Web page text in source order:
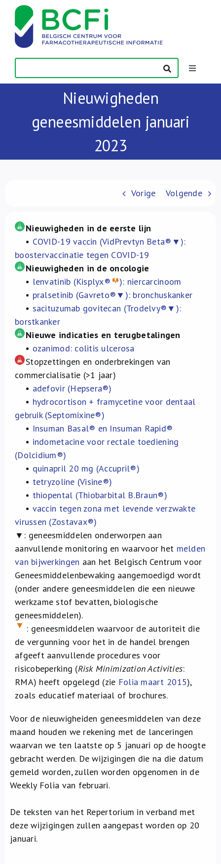
content
Toggle
Publicaties
Vorming
Over ons
FR
Nieuwigheden
geneesmiddelen januari
2023
Vorige Volgende
Nieuwigheden in de eerste lijn
• COVID-19 vaccin (VidPrevtyn Beta®▼):
boostervaccinatie tegen COVID-19
Nieuwigheden in de oncologie
• lenvatinib (Kisplyx®
): niercarcinoom
• pralsetinib (Gavreto®▼): bronchuskanker
• sacituzumab govitecan (Trodelvy®▼):
borstkanker
Nieuwe indicaties en terugbetalingen
• ozanimod: colitis ulcerosa
Stopzettingen en onderbrekingen van
commercialisatie (>1 jaar)
• adefovir (Hepsera®)
• hydrocortison + framycetine voor dentaal
gebruik (Septomixine®)
• Insuman Basal® en Insuman Rapid®
• indometacine voor rectale toediening
(Dolcidium®)
• quinapril 20 mg (Accupril®)
• tetryzoline (Visine®)
• thiopental (Thiobarbital B.Braun®)
• vaccin tegen zona met levende verzwakte
virussen (Zostavax®)
▼: geneesmiddelen onderworpen aan
aanvullende monitoring en waarvoor het melden
van bijwerkingen aan het Belgisch Centrum voor
Geneesmiddelenbewaking aangemoedigd wordt
(onder andere geneesmiddelen die een nieuwe
werkzame stof bevatten, biologische
geneesmiddelen).
: geneesmiddelen waarvoor de autoriteit die
de vergunning voor het in de handel brengen
afgeeft aanvullende procedures voor
risicobeperking (Risk Minimization Activities:
RMA) heeft opgelegd (zie Folia maart 2015),
zoals educatief materiaal of brochures.
Voor de nieuwigheiden geneesmiddelen van deze
maand houden we rekening met de lanceringen
waarvan we ten laatste op 5 januari op de hoogte
gebracht werden. De wijzigingen die na die datum
gemeld worden, zullen worden opgenomen in de
Weekly Folia van februari.
De teksten van het Repertorium in verband met
deze wijzigingen zullen aangepast worden op 20
januari.